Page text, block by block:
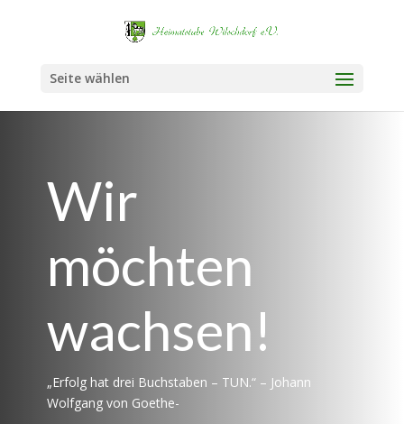
Seite wählen
Wir
möchten
wachsen!
„Erfolg hat drei Buchstaben – TUN.“ – Johann
Wolfgang von Goethe-